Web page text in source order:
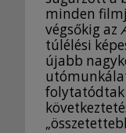
minden
végsőkig az
túlélési
újabb
folytatódtak